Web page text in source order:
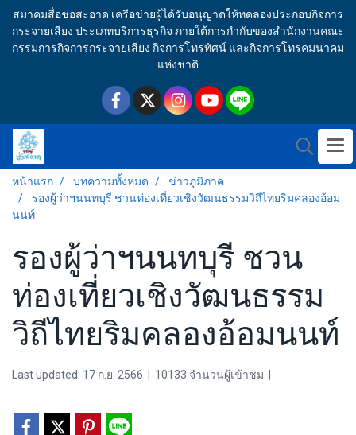
สมาคมสื่อช่อสะอาด เครือข่ายผู้ได้รับอนุญาตให้ทดลองประกอบกิจการ
กระจายเสียง ประเภทบริการธุรกิจ ภายใต้การกำกับของสำนักงานคณะ
กรรมการกิจการกระจายเสียง กิจการโทรทัศน์ และกิจการโทรคมนาคม
แห่งชาติ
หน้าแรก บทความทั้งหมด
ข่าวภูมิภาค
รองผู้ว่าฯนนทบุรี ชวนท่องเที่ยวเชิงวัฒนธรรมวิถีไทยริมคลองอ้อม
นนท์
รองผู้ว่าฯนนทบุรี ชวน
ท่องเที่ยวเชิงวัฒนธรรม
วิถีไทยริมคลองอ้อมนนท์
Last updated: 17 ก.ย. 2566 10133 จำนวนผู้เข้าชม